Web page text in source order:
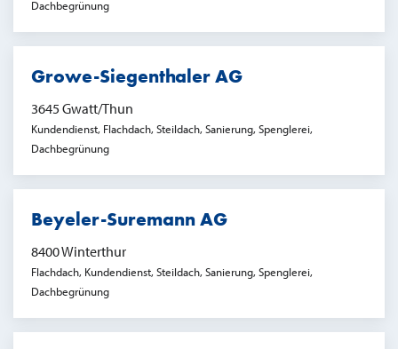
Dachbegrünung
Growe-Siegenthaler AG
3645 Gwatt/Thun
Kundendienst, Flachdach, Steildach, Sanierung, Spenglerei,
Dachbegrünung
Beyeler-Suremann AG
8400 Winterthur
Flachdach, Kundendienst, Steildach, Sanierung, Spenglerei,
Dachbegrünung